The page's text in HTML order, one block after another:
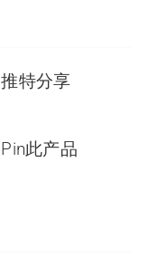
推特分享
Pin此产品